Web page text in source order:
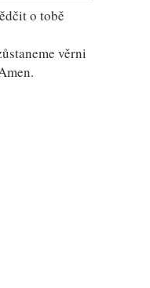
o tobě
věrni